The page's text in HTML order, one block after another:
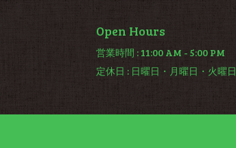
Open Hours
営業時間 : 11:00 AM - 5:00 PM
定休日 : 日曜日・月曜日・火曜日